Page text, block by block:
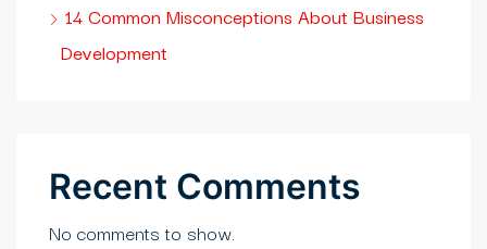
14 Common Misconceptions About Business
Development
Recent Comments
No comments to show.